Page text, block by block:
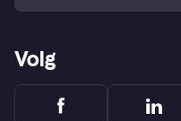
Volg